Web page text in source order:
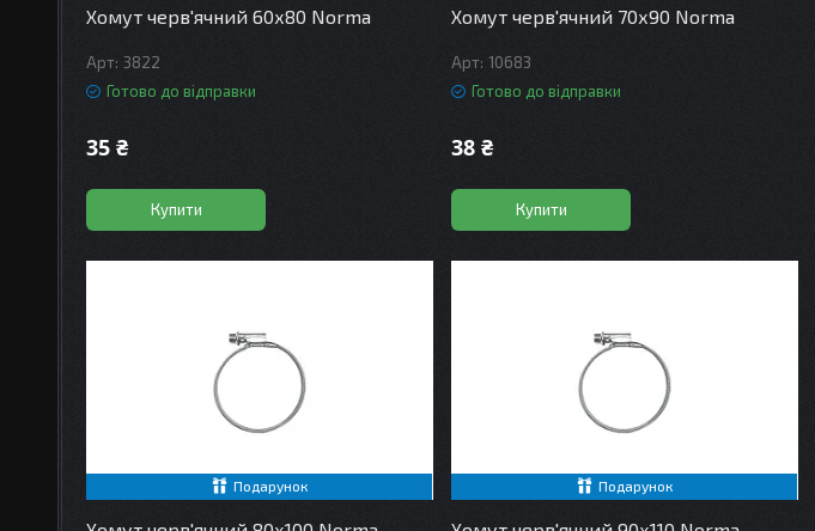
Хомут черв'ячний 60х80 Norma
3822
Готово до відправки
35 ₴
Купити
Хомут черв'ячний 70х90 Norma
10683
Готово до відправки
38 ₴
Купити
Подарунок Подарунок